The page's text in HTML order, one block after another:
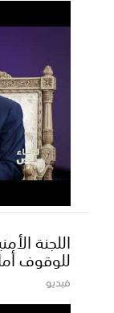
اللجنة
للوقوف
فيديو